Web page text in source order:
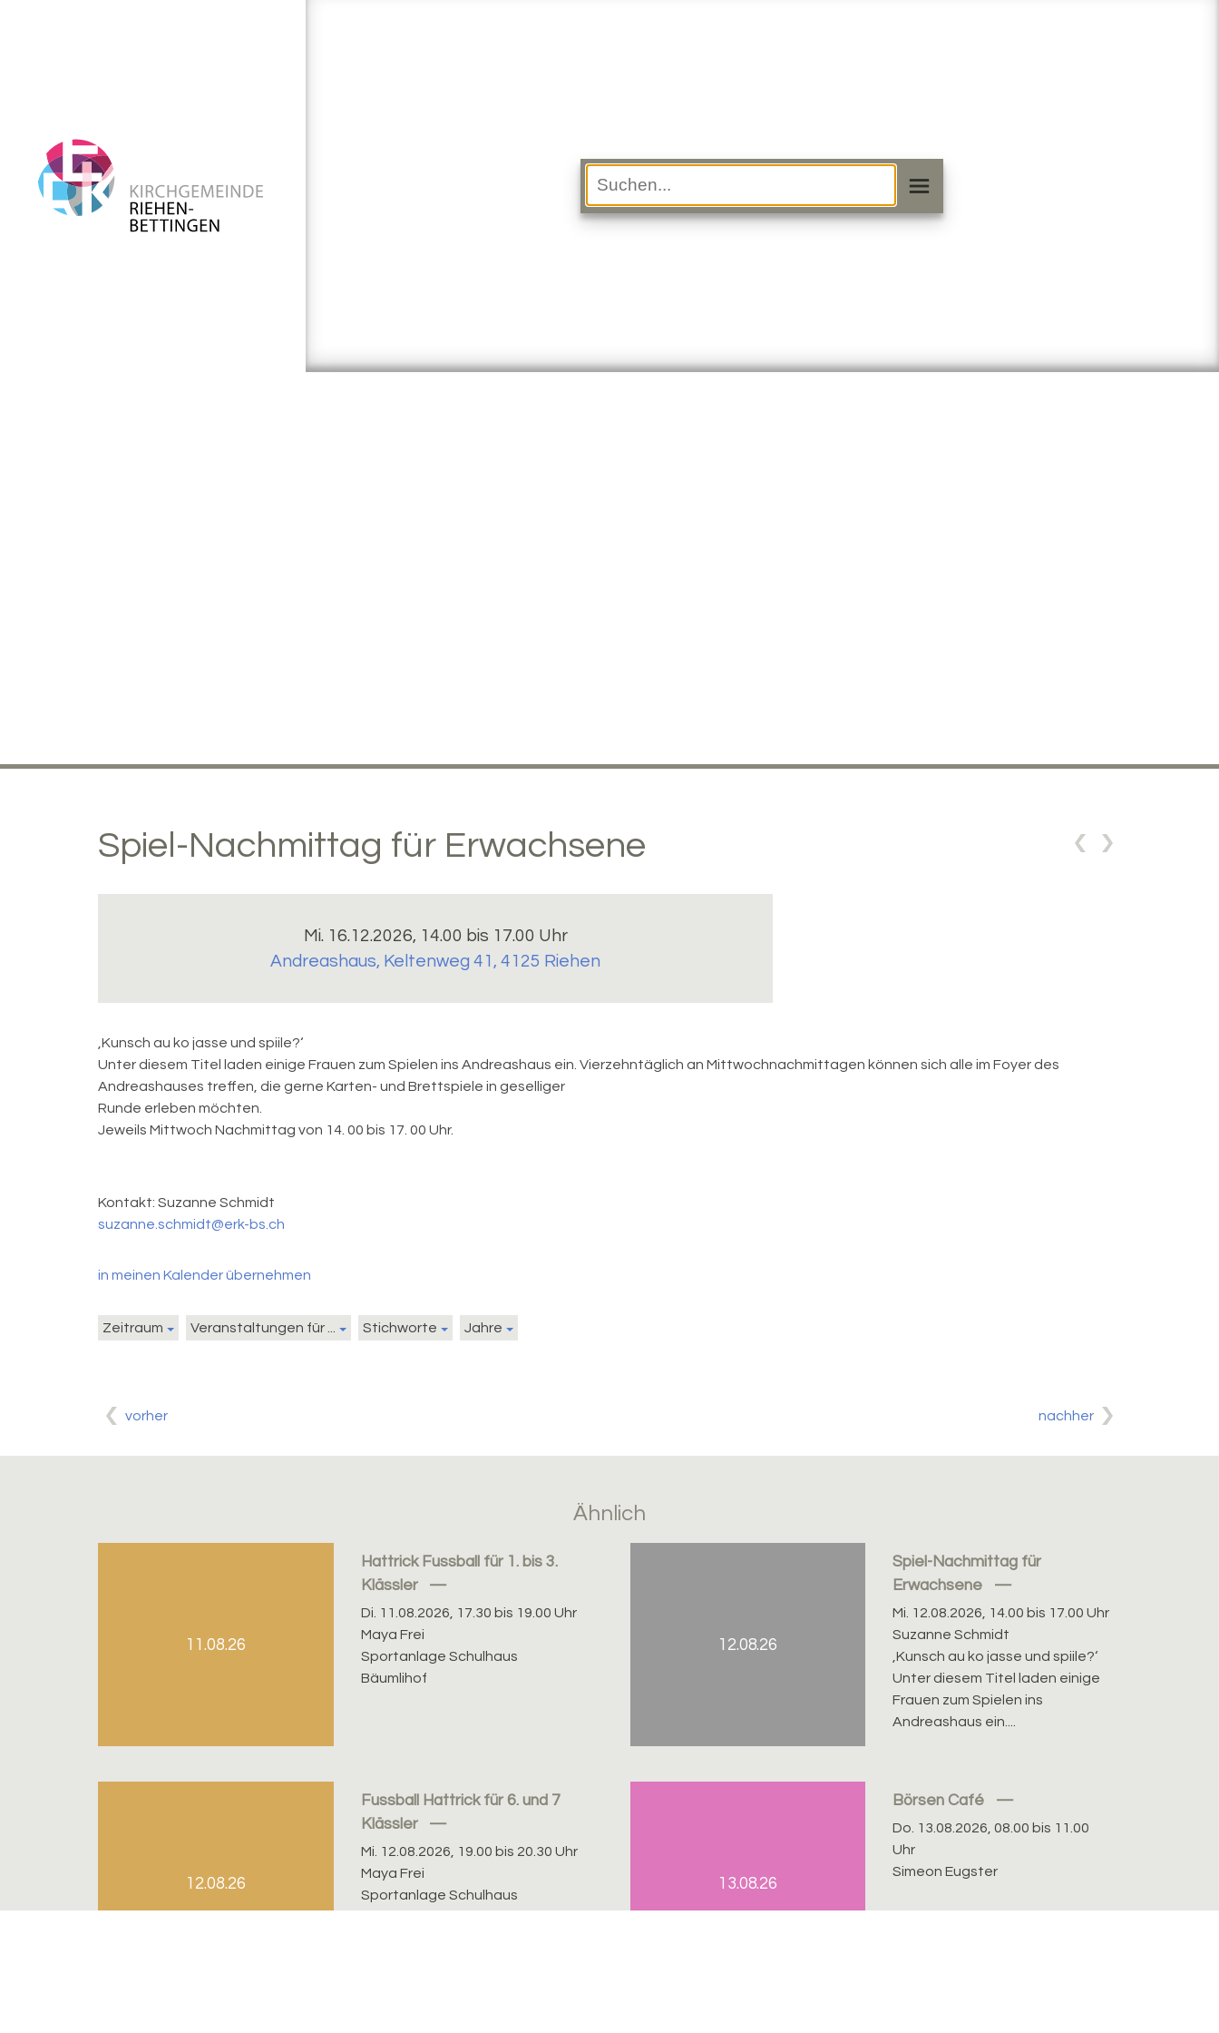
Spiel-Nachmittag für Erwachsene
Mi. 16.12.2026, 14.00 bis 17.00 Uhr
Andreashaus, Keltenweg 41, 4125 Riehen
‚Kunsch au ko jasse und spiile?‘
Unter diesem Titel laden einige Frauen zum Spielen ins Andreashaus ein. Vierzehntäglich an Mittwochnachmittagen können sich alle im Foyer des
Andreashauses treffen, die gerne Karten- und Brettspiele in geselliger
Runde erleben möchten.
Jeweils Mittwoch Nachmittag von 14. 00 bis 17. 00 Uhr.
Kontakt: Suzanne Schmidt
suzanne.schmidt@erk-bs.ch
in meinen Kalender übernehmen
Zeitraum Veranstaltungen für ... Stichworte Jahre
vorher nachher
Ähnlich
11.08.26
Hattrick Fussball für 1. bis 3.
Klässler
Di. 11.08.2026, 17.30 bis 19.00 Uhr
Maya Frei
Sportanlage Schulhaus
Bäumlihof
12.08.26
Spiel-Nachmittag für
Erwachsene
Mi. 12.08.2026, 14.00 bis 17.00 Uhr
Suzanne Schmidt
‚Kunsch au ko jasse und spiile?‘
Unter diesem Titel laden einige
Frauen zum Spielen ins
Andreashaus ein....
12.08.26
Fussball Hattrick für 6. und 7
Klässler
Mi. 12.08.2026, 19.00 bis 20.30 Uhr
Maya Frei
Sportanlage Schulhaus
13.08.26
Börsen Café
Do. 13.08.2026, 08.00 bis 11.00
Uhr
Simeon Eugster